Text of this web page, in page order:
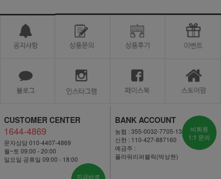
CUSTOMER CENTER
1644-4869
문자상담 010-4407-4869
월~토 09:00 - 20:00
일요일·공휴일 09:00 - 18:00
지금바로
BANK ACCOUNT
농협 : 355-0032-7705-13
신한 : 110-427-887160
예금주 :
플라워리퍼블릭(박상현)
비회원
1:1 문의